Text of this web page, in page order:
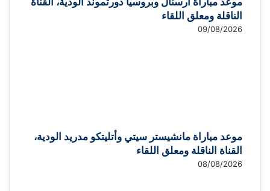
الناقلة ومعلق اللقاء
09/08/2026
موعد مباراة مانشيستر سيتي وأتليتكو مدريد الودية،
القناة الناقلة ومعلق اللقاء
08/08/2026